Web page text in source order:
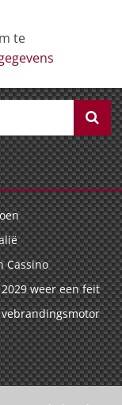
te
Cassino
weer een feit